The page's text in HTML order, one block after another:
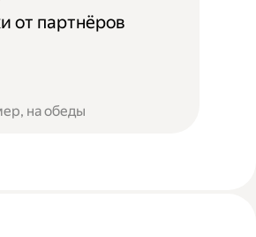
от партнёров
на обеды